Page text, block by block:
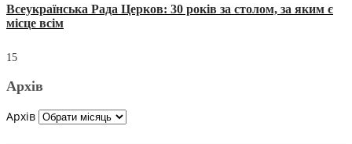
Всеукраїнська Рада Церков: 30 років за столом, за яким є
місце всім
15
Архів
Архів